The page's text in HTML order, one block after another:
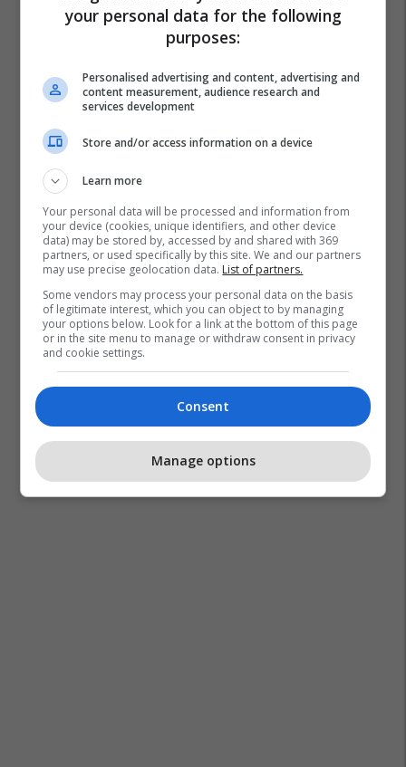
your personal data for the following
purposes:
Personalised advertising and content, advertising and
content measurement, audience research and
services development
Store and/or access information on a device
Learn more
Your personal data will be processed and information from
your device (cookies, unique identifiers, and other device
data) may be stored by, accessed by and shared with 369
partners, or used specifically by this site. We and our partners
may use precise geolocation data. List of partners.
Some vendors may process your personal data on the basis
of legitimate interest, which you can object to by managing
your options below. Look for a link at the bottom of this page
or in the site menu to manage or withdraw consent in privacy
and cookie settings.
Consent
Manage options